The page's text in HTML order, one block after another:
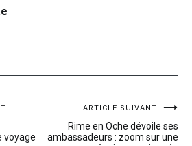
voyage
ARTICLE SUIVANT
Rime en Oche dévoile ses
ambassadeurs : zoom sur une